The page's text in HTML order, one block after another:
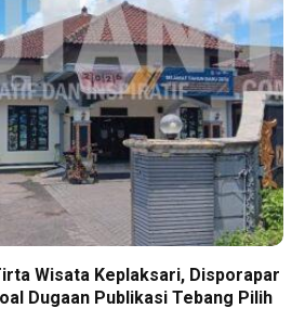
Wisata Keplaksari, Disporapar
Dugaan Publikasi Tebang Pilih